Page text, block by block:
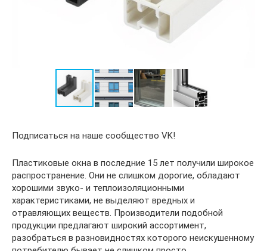
Подписаться на наше сообщество VK!
Пластиковые окна в последние 15 лет получили широкое
распространение. Они не слишком дорогие, обладают
хорошими звуко- и теплоизоляционными
характеристиками, не выделяют вредных и
отравляющих веществ. Производители подобной
продукции предлагают широкий ассортимент,
разобраться в разновидностях которого неискушенному